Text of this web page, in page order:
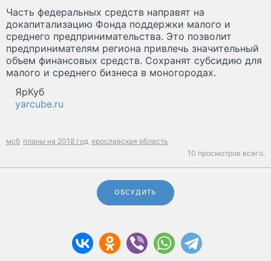
Часть федеральных средств направят на
докапитализацию Фонда поддержки малого и
среднего предпринимательства. Это позволит
предпринимателям региона привлечь значительный
объем финансовых средств. Сохранят субсидию для
малого и среднего бизнеса в моногородах.
ЯрКуб
yarcube.ru
мсб планы на 2018 год ярославская область
10 просмотров всего.
ОБСУДИТЬ